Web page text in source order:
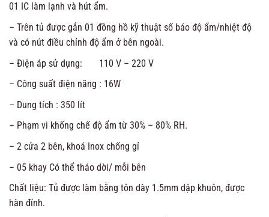
01 IC làm lạnh và hút ẩm.
– Trên tủ được gắn 01 đồng hồ kỹ thuật số báo độ ẩm/nhiệt độ
và có nút điều chỉnh độ ẩm ở bên ngoài.
– Điện áp sử dụng: 110 V – 220 V
– Công suất điện năng : 16W
– Dung tích : 350 lít
– Phạm vi khống chế độ ẩm từ 30% – 80% RH.
– 2 cửa 2 bên, khoá Inox chống gỉ
– 05 khay Có thể tháo dời/ mỗi bên
Chất liệu: Tủ được làm bằng tôn dày 1.5mm dập khuôn, được
hàn đính.